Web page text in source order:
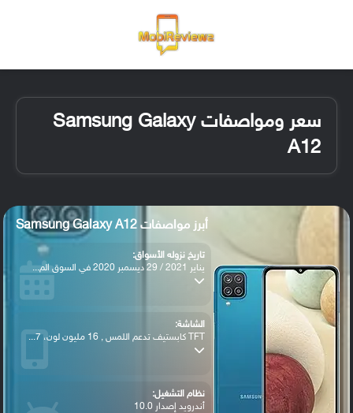
سعر ومواصفات Samsung Galaxy
A12
أبرز مواصفات Samsung Galaxy A12
تاريخ نزوله الأسواق:
يناير 2021 / 29 ديسمبر 2020 في السوق الم...
الشاشة:
TFT كابستيف تدعم اللمس , 16 مليون لون، 7...
نظام التشغيل:
أندرويد إصدار 10.0